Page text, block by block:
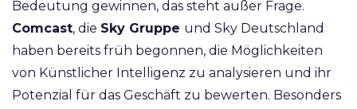
Bedeutung gewinnen, das steht außer Frage.
Comcast, die Sky Gruppe und Sky Deutschland
haben bereits früh begonnen, die Möglichkeiten
von Künstlicher Intelligenz zu analysieren und ihr
Potenzial für das Geschäft zu bewerten. Besonders